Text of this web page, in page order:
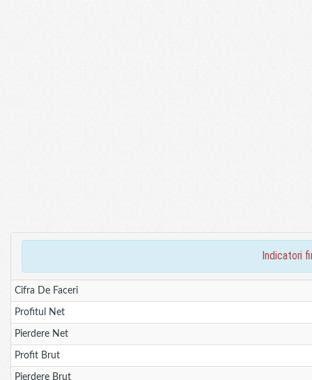
indicatori
Cifra De Faceri
Profitul Net
Pierdere Net
Profit Brut
Pierdere Brut